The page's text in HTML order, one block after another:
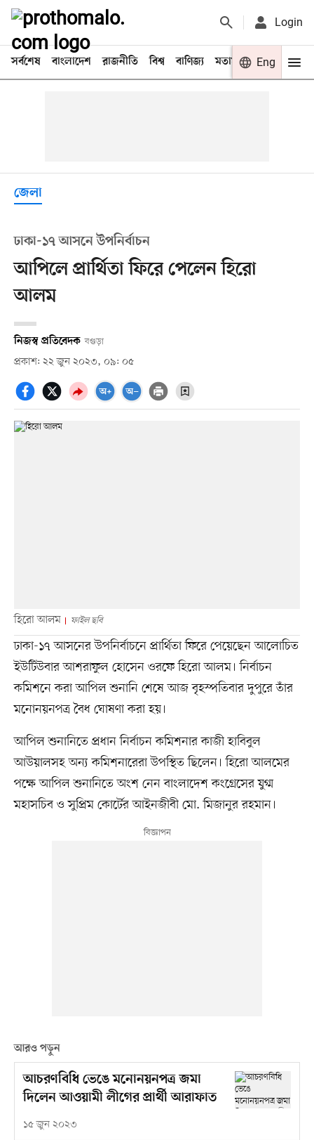
Login
সর্বশেষ বাংলাদেশ রাজনীতি বিশ্ব বাণিজ্য মতামত খেলা
Eng
জেলা
ঢাকা-১৭ আসনে উপনির্বাচন
আপিলে প্রার্থিতা ফিরে পেলেন হিরো
আলম
নিজস্ব প্রতিবেদক বগুড়া
প্রকাশ: ২২ জুন ২০২৩, ০৯: ০৫
হিরো আলম ফাইল ছবি
ঢাকা-১৭ আসনের উপনির্বাচনে প্রার্থিতা ফিরে পেয়েছেন আলোচিত
ইউটিউবার আশরাফুল হোসেন ওরফে হিরো আলম। নির্বাচন
কমিশনে করা আপিল শুনানি শেষে আজ বৃহস্পতিবার দুপুরে তাঁর
মনোনয়নপত্র বৈধ ঘোষণা করা হয়।
আপিল শুনানিতে প্রধান নির্বাচন কমিশনার কাজী হাবিবুল
আউয়ালসহ অন্য কমিশনারেরা উপস্থিত ছিলেন। হিরো আলমের
পক্ষে আপিল শুনানিতে অংশ নেন বাংলাদেশ কংগ্রেসের যুগ্ম
মহাসচিব ও সুপ্রিম কোর্টের আইনজীবী মো. মিজানুর রহমান।
আরও পড়ুন
আচরণবিধি ভেঙে মনোনয়নপত্র জমা
দিলেন আওয়ামী লীগের প্রার্থী আরাফাত
১৫ জুন ২০২৩